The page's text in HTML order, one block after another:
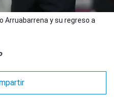
Arruabarrena y su regreso a